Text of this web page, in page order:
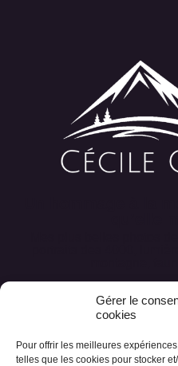
Gérer le
cookies
Pour offrir les meilleures
telles que les cookies pour stocker
Accueil